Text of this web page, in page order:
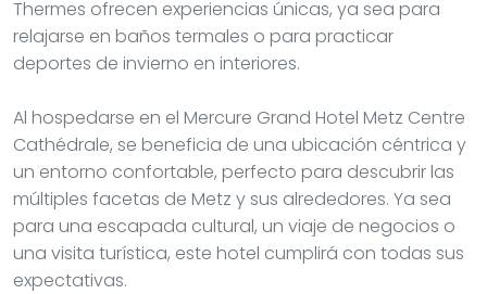
Thermes ofrecen experiencias únicas, ya sea para
relajarse en baños termales o para practicar
deportes de invierno en interiores.
Al hospedarse en el Mercure Grand Hotel Metz Centre
Cathédrale, se beneficia de una ubicación céntrica y
un entorno confortable, perfecto para descubrir las
múltiples facetas de Metz y sus alrededores. Ya sea
para una escapada cultural, un viaje de negocios o
una visita turística, este hotel cumplirá con todas sus
expectativas.